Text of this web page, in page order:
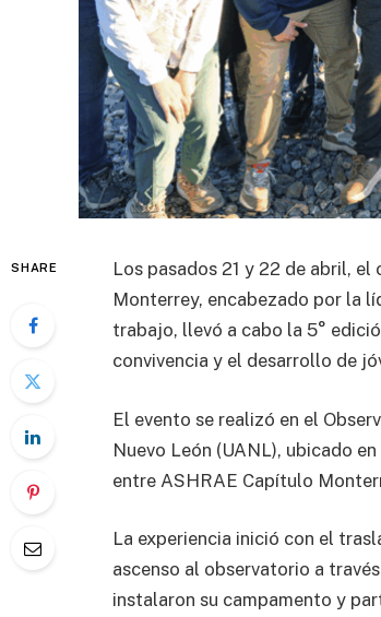
SHARE
Los pasados 21 y 22 de abril,
Monterrey, encabezado por la
trabajo, llevó a cabo la 5°
convivencia y el desarrollo de
El evento se realizó en el
Nuevo León (UANL), ubicado
entre ASHRAE Capítulo
La experiencia inició con el
ascenso al observatorio a
instalaron su campamento y